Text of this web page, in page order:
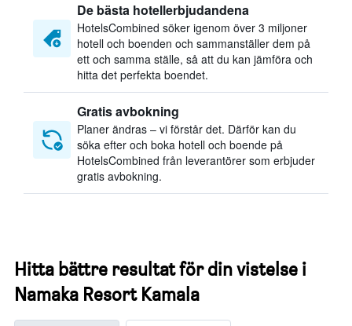
De bästa hotellerbjudandena
HotelsCombined söker igenom över 3 miljoner
hotell och boenden och sammanställer dem på
ett och samma ställe, så att du kan jämföra och
hitta det perfekta boendet.
Gratis avbokning
Planer ändras – vi förstår det. Därför kan du
söka efter och boka hotell och boende på
HotelsCombined från leverantörer som erbjuder
gratis avbokning.
Hitta bättre resultat för din vistelse i
Namaka Resort Kamala